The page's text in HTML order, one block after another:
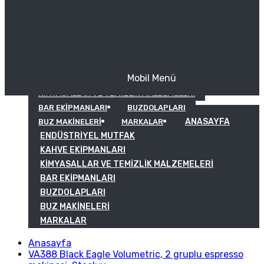
KIMYASALLAR VE TEMIZLIK MALZEMELERI
BAR EKIPMANLARI
BUZDOLAPLARI
BUZ MAKINELERI
MARKALAR
Mobil Menü
ANASAYFA
ENDÜSTRIYEL MUTFAK
KAHVE EKIPMANLARI
KIMYASALLAR VE TEMIZLIK MALZEMELERI
BAR EKIPMANLARI
BUZDOLAPLARI
BUZ MAKINELERI
MARKALAR
Anasayfa
VA388 Black Eagle Volumetric, 2 gruplu espresso